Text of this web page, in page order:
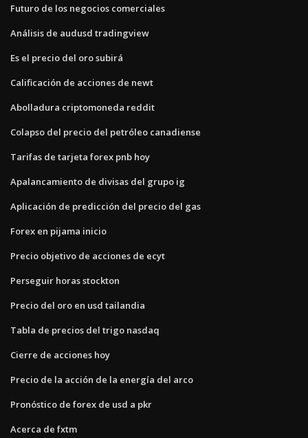
Futuro de los negocios comerciales
Análisis de audusd tradingview
Es el precio del oro subirá
Calificación de acciones de newt
Abolladura criptomoneda reddit
Colapso del precio del petróleo canadiense
Tarifas de tarjeta forex pnb hoy
Apalancamiento de divisas del grupo ig
Aplicación de predicción del precio del gas
Forex en pijama inicio
Precio objetivo de acciones de ecyt
Perseguir horas stockton
Precio del oro en usd tailandia
Tabla de precios del trigo nasdaq
Cierre de acciones hoy
Precio de la acción de la energía del arco
Pronóstico de forex de usd a pkr
Acerca de fxtm